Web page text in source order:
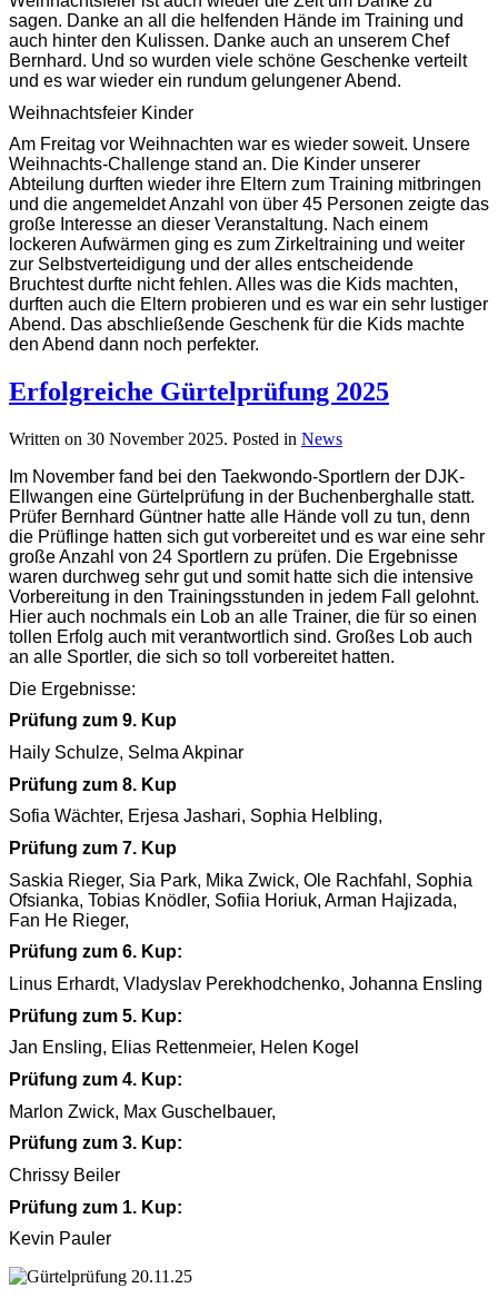
sagen. Danke an all die helfenden Hände im Training und
auch hinter den Kulissen. Danke auch an unserem Chef
Bernhard. Und so wurden viele schöne Geschenke verteilt
und es war wieder ein rundum gelungener Abend.
Weihnachtsfeier Kinder
Am Freitag vor Weihnachten war es wieder soweit. Unsere
Weihnachts-Challenge stand an. Die Kinder unserer
Abteilung durften wieder ihre Eltern zum Training mitbringen
und die angemeldet Anzahl von über 45 Personen zeigte das
große Interesse an dieser Veranstaltung. Nach einem
lockeren Aufwärmen ging es zum Zirkeltraining und weiter
zur Selbstverteidigung und der alles entscheidende
Bruchtest durfte nicht fehlen. Alles was die Kids machten,
durften auch die Eltern probieren und es war ein sehr lustiger
Abend. Das abschließende Geschenk für die Kids machte
den Abend dann noch perfekter.
Erfolgreiche Gürtelprüfung 2025
Written on 30 November 2025. Posted in News
Im November fand bei den Taekwondo-Sportlern der DJK-
Ellwangen eine Gürtelprüfung in der Buchenberghalle statt.
Prüfer Bernhard Güntner hatte alle Hände voll zu tun, denn
die Prüflinge hatten sich gut vorbereitet und es war eine sehr
große Anzahl von 24 Sportlern zu prüfen. Die Ergebnisse
waren durchweg sehr gut und somit hatte sich die intensive
Vorbereitung in den Trainingsstunden in jedem Fall gelohnt.
Hier auch nochmals ein Lob an alle Trainer, die für so einen
tollen Erfolg auch mit verantwortlich sind. Großes Lob auch
an alle Sportler, die sich so toll vorbereitet hatten.
Die Ergebnisse:
Prüfung zum 9. Kup
Haily Schulze, Selma Akpinar
Prüfung zum 8. Kup
Sofia Wächter, Erjesa Jashari, Sophia Helbling,
Prüfung zum 7. Kup
Saskia Rieger, Sia Park, Mika Zwick, Ole Rachfahl, Sophia
Ofsianka, Tobias Knödler, Sofiia Horiuk, Arman Hajizada,
Fan He Rieger,
Prüfung zum 6. Kup:
Linus Erhardt, Vladyslav Perekhodchenko, Johanna Ensling
Prüfung zum 5. Kup:
Jan Ensling, Elias Rettenmeier, Helen Kogel
Prüfung zum 4. Kup:
Marlon Zwick, Max Guschelbauer,
Prüfung zum 3. Kup:
Chrissy Beiler
Prüfung zum 1. Kup:
Kevin Pauler